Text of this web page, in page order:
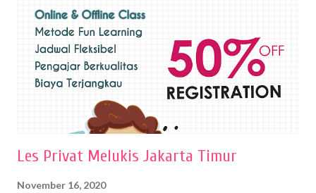
pelukis untuk menghasilkan lukisan yang mempesona dan tentunya
bernilai tinggi. Ciri teknik plakat Ciri-ciri teknik plakat, yaitu: Sapuan
warna yang kental dan tebal. Hasil lukisan menutupi seluruh bagian
medianya Mem...
Les Privat Melukis Jakarta Timur
November 16, 2020